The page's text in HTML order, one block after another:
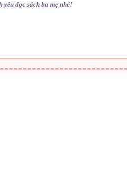
đọc sách ba mẹ nhé!